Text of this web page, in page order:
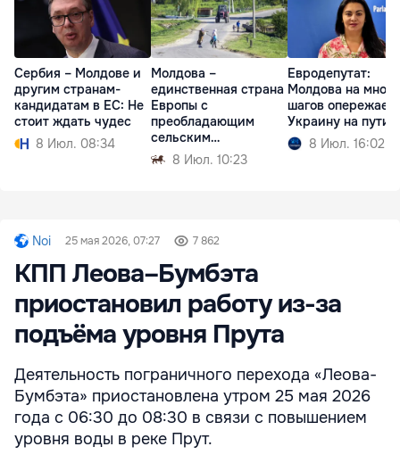
Сербия – Молдове и
другим странам-
кандидатам в ЕС: Не
стоит ждать чудес
8 Июл. 08:34
Молдова –
единственная страна
Европы с
преобладающим
сельским
населением
8 Июл. 10:23
Евродепутат:
Молдова на много
шагов опережает
Украину на пути
8 Июл. 16:02
Noi 25 мая 2026, 07:27 7 862
КПП Леова–Бумбэта
приостановил работу из-за
подъёма уровня Прута
Деятельность пограничного перехода «Леова-
Бумбэта» приостановлена утром 25 мая 2026
года с 06:30 до 08:30 в связи с повышением
уровня воды в реке Прут.